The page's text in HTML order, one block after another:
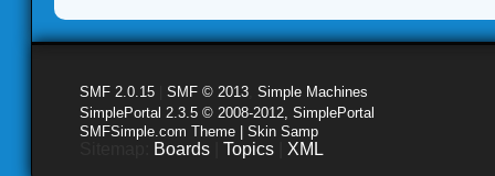
SMF 2.0.15 SMF © 2013 Simple Machines
SimplePortal 2.3.5 © 2008-2012, SimplePortal
SMFSimple.com Theme | Skin Samp
Boards Topics XML